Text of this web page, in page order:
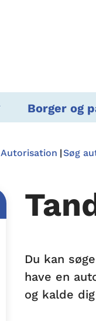
Borger og
Autorisation Søg
Du kan
have en
og kalde